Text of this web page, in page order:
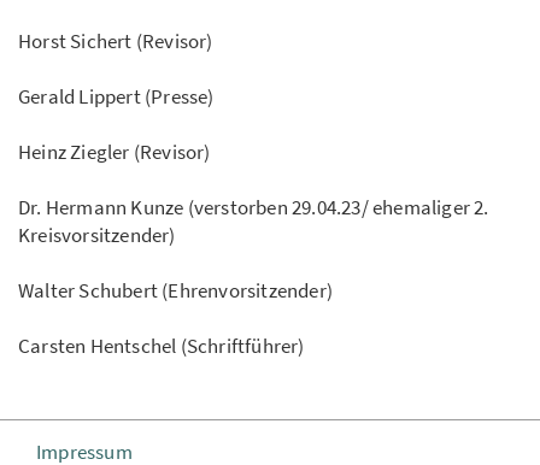
Horst Sichert (Revisor)
Gerald Lippert (Presse)
Heinz Ziegler (Revisor)
Dr. Hermann Kunze (verstorben 29.04.23/ ehemaliger 2.
Kreisvorsitzender)
Walter Schubert (Ehrenvorsitzender)
Carsten Hentschel (Schriftführer)
Impressum